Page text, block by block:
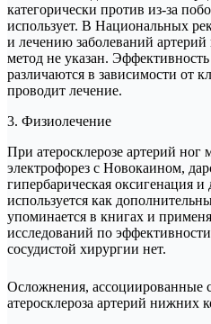
категорически против из-за
использует. В Национальных
и лечению заболеваний
метод не указан.
различаются в зависимости от
проводит лечение.
3. Физиолечение
При атеросклерозе артерий ног
электрофорез с Новокаином,
гипербарическая оксигенация
используется как
упоминается в книгах и
исследований по
сосудистой хирургии нет.
Осложнения, ассоциированные
атеросклероза артерий нижних